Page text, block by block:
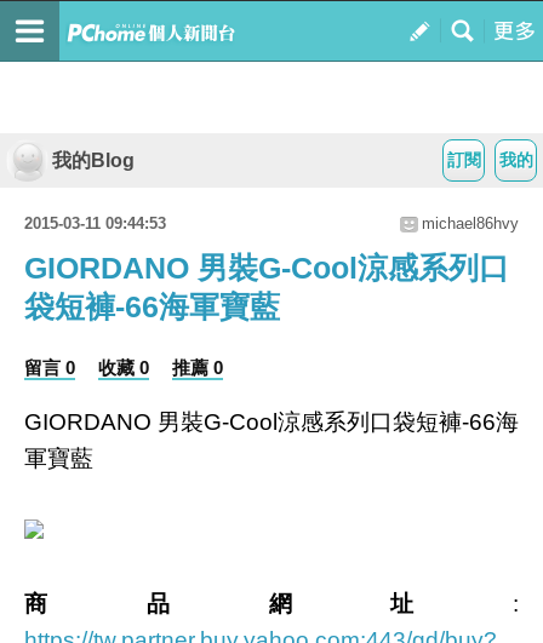
我的
訂閱
我的Blog
2015-03-11 09:44:53 michael86hvy
GIORDANO 男裝G-Cool涼感系列口
袋短褲-66海軍寶藍
留言 0 收藏 0 推薦 0
GIORDANO 男裝G-Cool涼感系列口袋短褲-66海
軍寶藍
商品網址 :